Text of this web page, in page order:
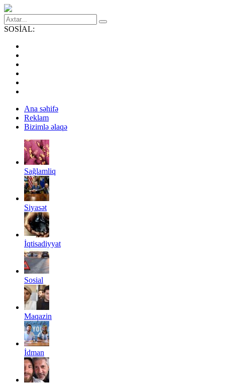
SOSİAL:
Ana səhifə
Reklam
Bizimlə əlaqə
Sağlamliq
Siyasət
İqtisadiyyat
Sosial
Maqazin
İdman